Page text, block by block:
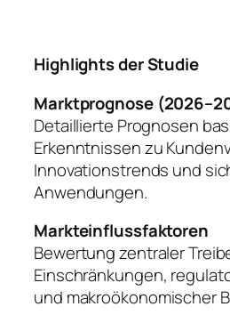
Highlights der Studie
Marktprognose
Detaillierte Prognosen
Erkenntnissen zu
Innovationstrends und
Anwendungen.
Markteinflussfaktoren
Bewertung zentraler
Einschränkungen,
und makroökonomischer